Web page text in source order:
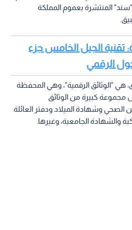
المنتشرة بعموم المملكة
تقنية الجيل الخامس جزء
الرقمي
هي "الوثائق الرقمية"، وهي المحفظة
مجموعة كبيرة من الوثائق
الصحي وشهادة الميلاد ودفتر العائلة
والشهادة الجامعية، وغيرها.